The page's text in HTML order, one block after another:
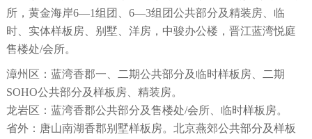
所，黄金海岸6—1组团、6—3组团公共部分及精装房、临
时、实体样板房、别墅、洋房，中骏办公楼，晋江蓝湾悦庭
售楼处/会所。
漳州区：蓝湾香郡一、二期公共部分及临时样板房、二期
SOHO公共部分及样板房、精装房。
龙岩区：蓝湾香郡公共部分及售楼处/会所、临时样板房。
省外：唐山南湖香郡别墅样板房。北京燕郊公共部分及样板